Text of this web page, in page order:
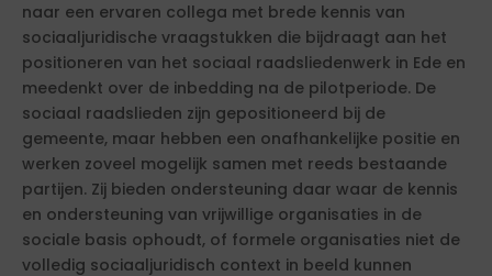
naar een ervaren collega met brede kennis van
sociaaljuridische vraagstukken die bijdraagt aan het
positioneren van het sociaal raadsliedenwerk in Ede en
meedenkt over de inbedding na de pilotperiode. De
sociaal raadslieden zijn gepositioneerd bij de
gemeente, maar hebben een onafhankelijke positie en
werken zoveel mogelijk samen met reeds bestaande
partijen. Zij bieden ondersteuning daar waar de kennis
en ondersteuning van vrijwillige organisaties in de
sociale basis ophoudt, of formele organisaties niet de
volledig sociaaljuridisch context in beeld kunnen